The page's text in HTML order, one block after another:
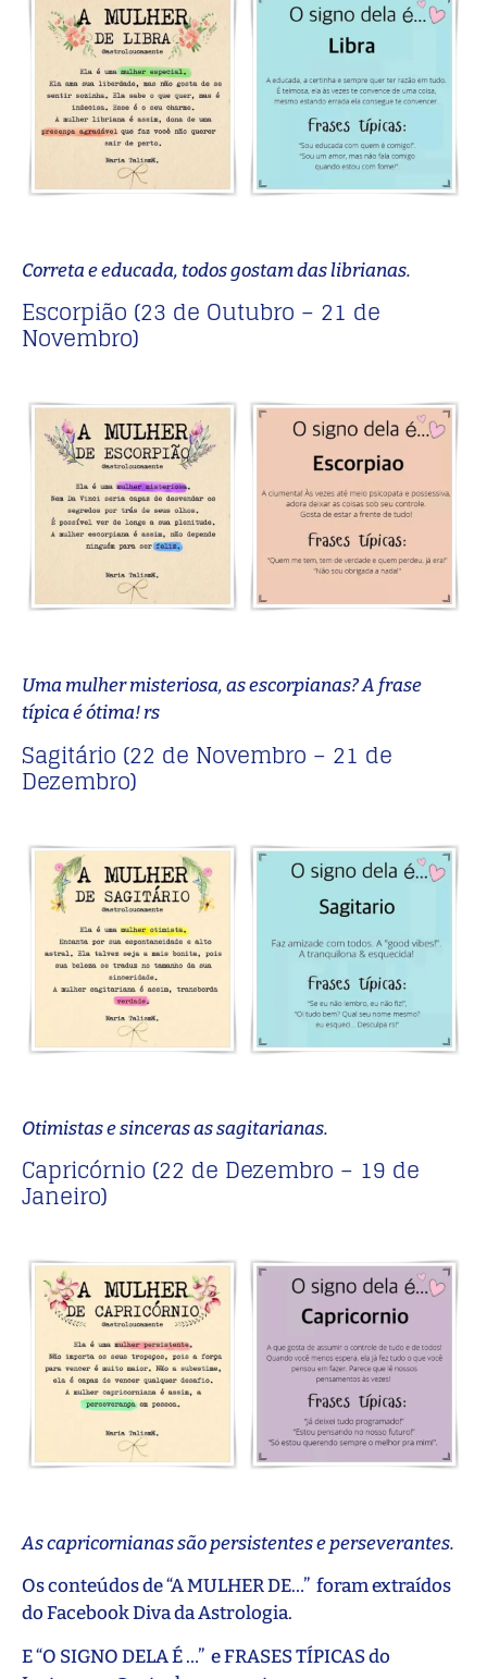
Correta e educada, todos gostam das librianas.
Escorpião (23 de Outubro – 21 de
Novembro)
Uma mulher misteriosa, as escorpianas? A frase
típica é ótima! rs
Sagitário (22 de Novembro – 21 de
Dezembro)
Otimistas e sinceras as sagitarianas.
Capricórnio (22 de Dezembro – 19 de
Janeiro)
As capricornianas são persistentes e perseverantes.
Os conteúdos de “A MULHER DE…” foram extraídos
do Facebook Diva da Astrologia.
E “O SIGNO DELA É …” e FRASES TÍPICAS do